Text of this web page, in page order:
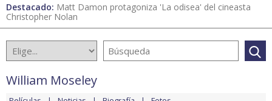
Destacado: Matt Damon protagoniza 'La odisea' del cineasta
Christopher Nolan
William Moseley